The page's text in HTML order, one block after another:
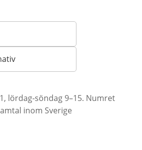
lördag-söndag 9–15. Numret
inom Sverige